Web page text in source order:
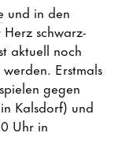
und in den
schwarz-
aktuell noch
Erstmals
gegen
Kalsdorf) und
Uhr in